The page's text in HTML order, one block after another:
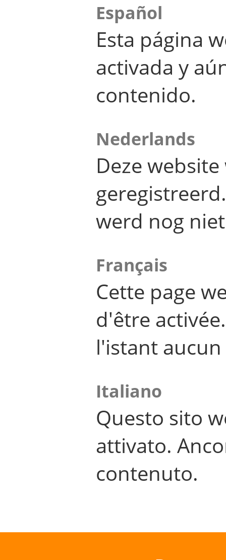
Español
Esta página
activada y
contenido.
Nederlands
Deze
werd nog
Français
Cette page
d'être
l'istant
Italiano
Questo sito
attivato.
contenuto.